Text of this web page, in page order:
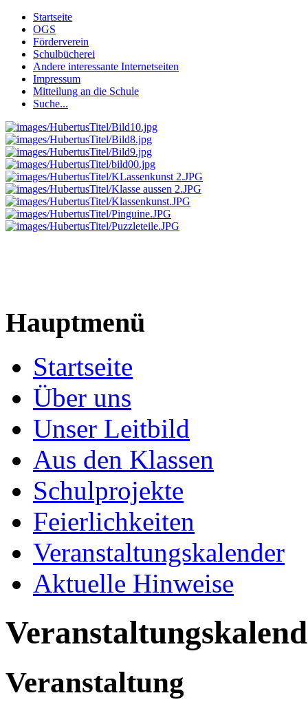
Startseite
OGS
Förderverein
Schulbücherei
Andere interessante Internetseiten
Impressum
Mitteilung an die Schule
Suche...
Hauptmenü
Startseite
Über uns
Unser Leitbild
Aus den Klassen
Schulprojekte
Feierlichkeiten
Veranstaltungskalender
Aktuelle Hinweise
Veranstaltung